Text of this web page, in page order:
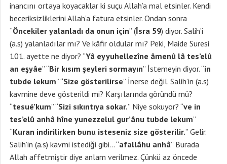
inancını ortaya koyacaklar ki suçu Allah’a mal etsinler. Kendi
beceriksizliklerini Allah’a fatura etsinler. Ondan sonra
“Öncekiler yalanladı da onun için” (İsra 59) diyor. Salih’i
(a.s) yalanladılar mı? Ve kâfir oldular mı? Peki, Maide Suresi
101. ayette ne diyor? “Yâ eyyuhellezîne âmenû lâ tes’elû
an eşyâe” “Bir kısım şeyleri sormayın” İstemeyin diyor. “in
tubde lekum” “Size gösterilirse” İnerse değil. Salih’in (a.s)
kavmine deve gösterildi mi? Karşılarında göründü mü?
“tesué’kum” “Sizi sıkıntıya sokar.” Niye sokuyor? “ve in
tes’elû anhâ hîne yunezzelul gur’ânu tubde lekum”
“Kuran indirilirken bunu isteseniz size gösterilir.” Gelir.
Salih’in (a.s) kavmi istediği gibi… “afallâhu anhâ” Burada
Allah affetmiştir diye anlam verilmez. Çünkü az öncede